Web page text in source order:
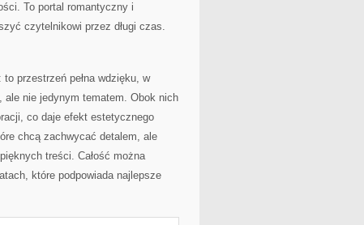
To portal romantyczny i
czytelnikowi przez długi czas.
przestrzeń pełna wdzięku, w
ale nie jedynym tematem. Obok nich
co daje efekt estetycznego
chcą zachwycać detalem, ale
treści. Całość można
które podpowiada najlepsze